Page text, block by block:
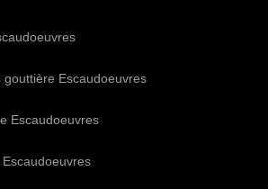
Escaudoeuvres
Escaudoeuvres